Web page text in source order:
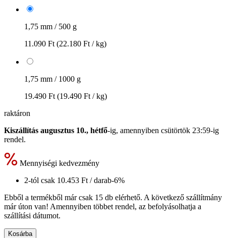
1,75 mm / 500 g
11.090 Ft (22.180 Ft / kg)
1,75 mm / 1000 g
19.490 Ft (19.490 Ft / kg)
raktáron
Kiszállítás augusztus 10., hétfő-ig, amennyiben csütörtök 23:59-ig
rendel.
Mennyiségi kedvezmény
2-tól csak 10.453 Ft / darab-6%
Ebből a termékből már csak 15 db elérhető. A következő szállítmány
már úton van! Amennyiben többet rendel, az befolyásolhatja a
szállítási dátumot.
Kosárba